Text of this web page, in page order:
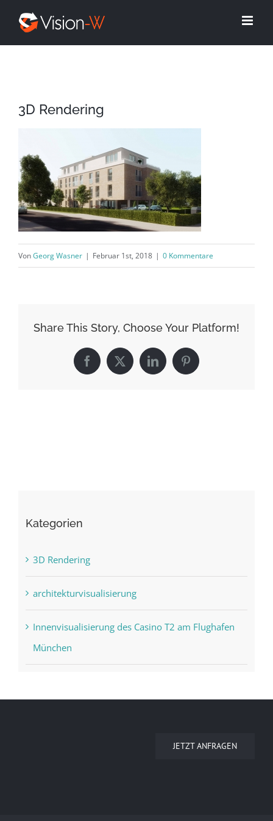
3D Rendering
VonGeorg Wasner | Februar 1st, 2018 | 0 Kommentare
Share This Story, Choose Your Platform!
Facebook
X LinkedInPinterest
Kategorien
3D Rendering
architekturvisualisierung
Innenvisualisierung des Casino T2 am Flughafen
München
JETZT ANFRAGEN